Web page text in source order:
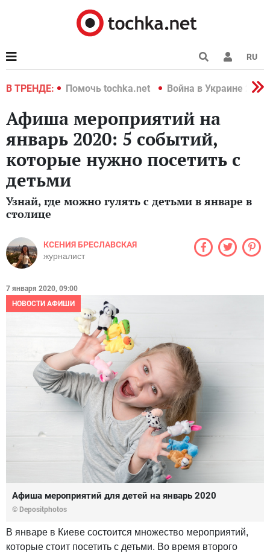
RU
В ТРЕНДЕ:
2022 Помочь tochka.net Война в Украине 2022
Афиша мероприятий на
январь 2020: 5 событий,
которые нужно посетить с
детьми
Узнай, где можно гулять с детьми в январе в
столице
КСЕНИЯ БРЕСЛАВСКАЯ
журналист
7 января 2020, 09:00
НОВОСТИ АФИШИ
Афиша мероприятий для детей на январь 2020
© Depositphotos
В январе в Киеве состоится множество мероприятий,
которые стоит посетить с детьми. Во время второго